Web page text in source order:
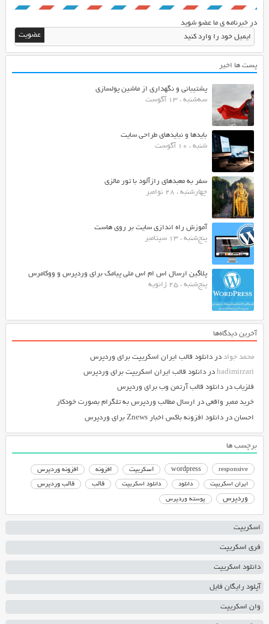
در خبرنامه ی ما عضو شوید
پست ها اخیر
پشتیبانی و نگهداری از ماشین پولسازی
سه‌شنبه ، 13 آگوست
بایدها و نبایدهای طراحی سایت
شنبه ، 10 آگوست
سفر به معبدهای رازآلود با تور مالزی
چهارشنبه ، 28 نوامبر
آموزش راه اندازی سایت بر روی هاست
پنج‌شنبه ، 13 سپتامبر
پلاگین ارسال اس ام اس ملی پیامک برای وردپرس و ووکامرس
پنج‌شنبه ، 25 ژانویه
آخرین دیدگاه‌ها
محمد جواددر دانلود قالب ایران اسکریپت برای وردپرس
hadimirzariدر دانلود قالب ایران اسکریپت برای وردپرس
فلزیابدر دانلود قالب آرتمن وب برای وردپرس
خرید ممبر واقعیدر ارسال مطالب وردپرس به تلگرام بصورت خودکار
احساندر دانلود افزونه باکس اخبار Znews برای وردپرس
برچسب ها
responsive
wordpress اسکریپت افزونه افزونه وردپرس
ایران اسکریپت دانلود دانلود اسکریپت قالب قالب وردپرس
وردپرس پوسته وردپرس
اسکریپت
فری اسکریپت
دانلود اسکریپت
آپلود رایگان فایل
وان اسکریپت